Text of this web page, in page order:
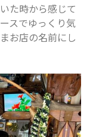
た時から感じて
スでゆっくり気
お店の名前にし